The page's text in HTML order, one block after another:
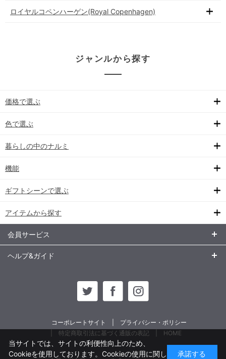
ロイヤルコペンハーゲン(Royal Copenhagen)
ジャンルから探す
価格で選ぶ
色で選ぶ
暮らしの中のナルミ
機能
ギフトシーンで選ぶ
アイテムから探す
会員サービス
ヘルプ&ガイド
コーポレートサイト
プライバシー・ポリシー
特定商取引法に基づく通販の表記
HOME
当サイトでは、サイトの利便性向上のため、
Cookieを使用しております。Cookieの使用に関し
承諾する